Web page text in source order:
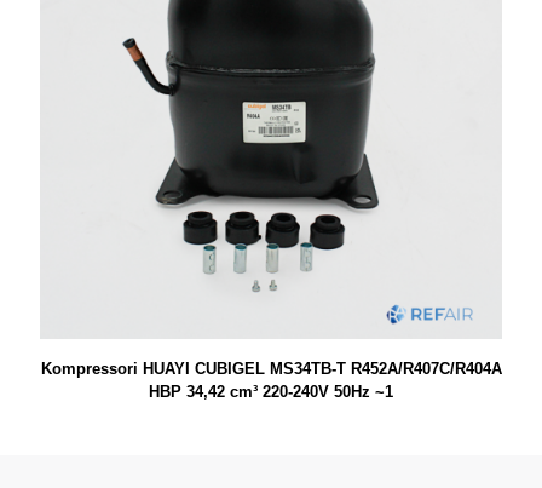
Kompressori HUAYI CUBIGEL MS34TB-T R452A/R407C/R404A
HBP 34,42 cm³ 220-240V 50Hz ~1